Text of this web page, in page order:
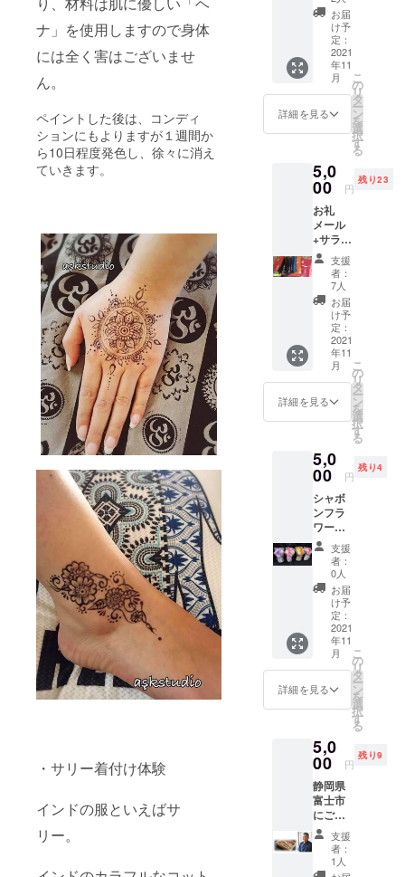
ナ」を使用しますので身体
には全く害はございませ
ん。
ペイントした後は、コンディ
ションにもよりますが１週間か
ら10日程度発色し、徐々に消え
ていきます。
・サリー着付け体験
インドの服といえばサ
リー。
ス
5,500
円 リ
ンパ流
し・イ
ヤーセ
ラ
ピー
デザイ
ンジュ
セット
https://t
amakib
eauty.i-
ra.jp/
す。 な
んとも
シュー
ルな
ケータ
イク
ナー。
（色は
すが、
お選び
いただ
くこと
ができ
ませ
ん。ご
了承く
ださ
い。）
※送料込
https://
omotef
uji.com/
メラマ
ンより
連絡致
しま
す。 ＊
事前連
絡の為
メール
ださ
い。
方にも
安心の
サイズ
です。
ステン
レス製
の専用
カップ
いチャ
イをお
楽しみ
くださ
い。 ■
セット
内容 ・
チャイ
用茶葉
(25g) ・
チャイ
用スパ
イス
(15g) ・
チャイ
用ステ
ンレス
・ステ
ンレス
サー ・
作り方
メモ ※
牛乳・
砂糖は
ご自身
でご用
意が必
要で
す。 ※
送料込
みで
ナティ
ヤム
体験
レッス
ン1ｈ
（対
面 ス
タジオ
にて）
限定３
程
(2021年
12月〜
2022年
12月の
間で応
相談 )
＊場所
(スタジ
オサラ
ンガ
イ 富
士宮市
山宮
969-1)
＊マン
ツーマ
す ＊会
場まで
の交通
費は各
自負担
にてお
願いし
ます。
https://
chiarin.j
imdofre
e.com/
お届
け予
定：
2021
年11
月
詳細を見る
こ
の
リ
タ
ー
ン
を
選
択
す
る
5,0
00 円
残り23
お礼
メール
+サラン
ガイオ
リジナ
ルTシャ
ツ+サラ
ンガイ
缶バッ
チ１個
（送料
込み）
デザイ
ンは画
家 武
田尋善
す♪ T
シャツ
につい
ては５
色ご用
意があ
りま
す。 サ
イズは
S・M・
L 子供
用130
数に限
りがご
ざいま
すの
で、先
送準備
が整い
次第、
順に発
送させ
ていた
だきま
すので
ご住
支援
者：
7人
お届
け予
定：
2021
年11
月
詳細を見る
こ
の
リ
タ
ー
ン
を
選
択
す
る
5,0
00 円
残り4
シャボ
ンフラ
ワー
１点 静
岡県富
士市に
ありま
す 大木
生花店
様より
シャボ
ンフラ
ワーを
お届け
いたし
ます♪
を石鹸
素材で
つくっ
た、ほ
のかに
石鹸ア
ロマ香
るお花
です。
支援
者：
0人
お届
け予
定：
2021
年11
月
詳細を見る
こ
の
リ
タ
ー
ン
を
選
択
す
る
5,0
00 円
残り9
静岡県
富士市
にござ
います
「佳
肴 季
凛」様
支援
者：
1人